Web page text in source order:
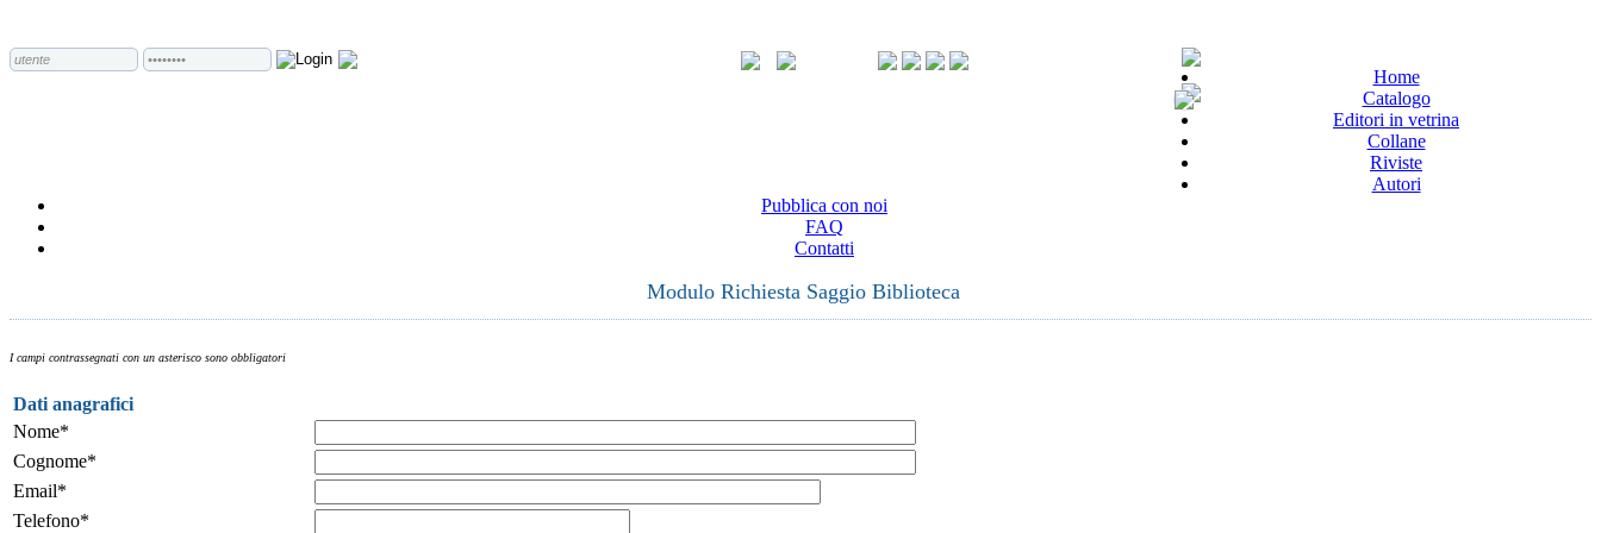
Home
Catalogo
Editori in vetrina
Collane
Riviste
Autori
Pubblica con noi
FAQ
Contatti
Modulo Richiesta Saggio Biblioteca
I campi contrassegnati con un asterisco sono obbligatori
Dati anagrafici
Nome*
Cognome*
Email*
Telefono*